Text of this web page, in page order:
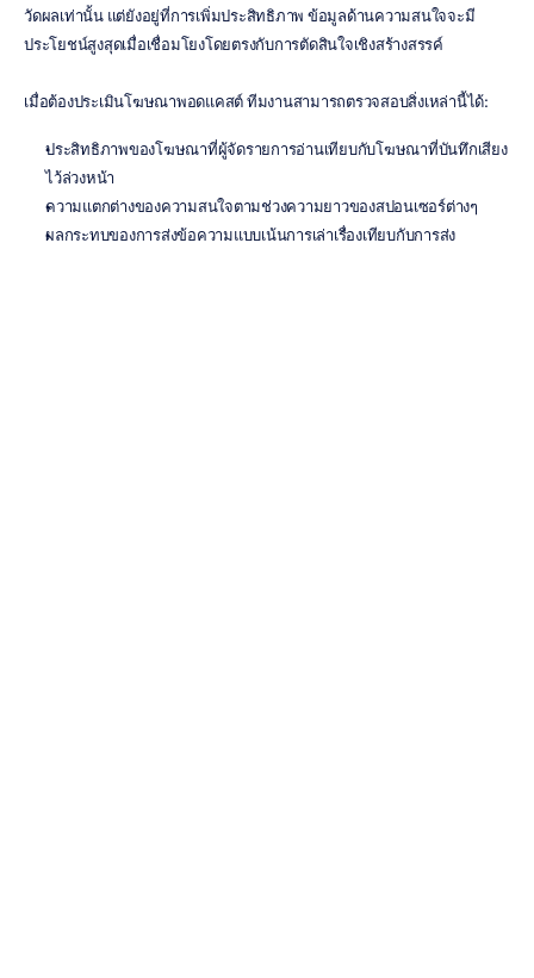
วัดผลเท่านั้น แต่ยังอยู่ที่การเพิ่มประสิทธิภาพ ข้อมูลด้านความสนใจจะมี
ประโยชน์สูงสุดเมื่อเชื่อมโยงโดยตรงกับการตัดสินใจเชิงสร้างสรรค์
เมื่อต้องประเมินโฆษณาพอดแคสต์ ทีมงานสามารถตรวจสอบสิ่งเหล่านี้ได้:
ประสิทธิภาพของโฆษณาที่ผู้จัดรายการอ่านเทียบกับโฆษณาที่บันทึกเสียง
ไว้ล่วงหน้า
ความแตกต่างของความสนใจตามช่วงความยาวของสปอนเซอร์ต่างๆ
ผลกระทบของการส่งข้อความแบบเน้นการเล่าเรื่องเทียบกับการส่ง